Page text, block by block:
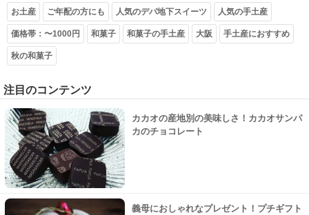
お土産 ご年配の方にも 人気のデパ地下スイーツ 人気の手土産
価格帯：〜1000円 和菓子 和菓子の手土産 大阪 手土産におすすめ
秋の和菓子
注目のコンテンツ
カカオの産地別の美味しさ！カカオサンパ
カのチョコレート
義母におしゃれなプレゼント！プチギフト